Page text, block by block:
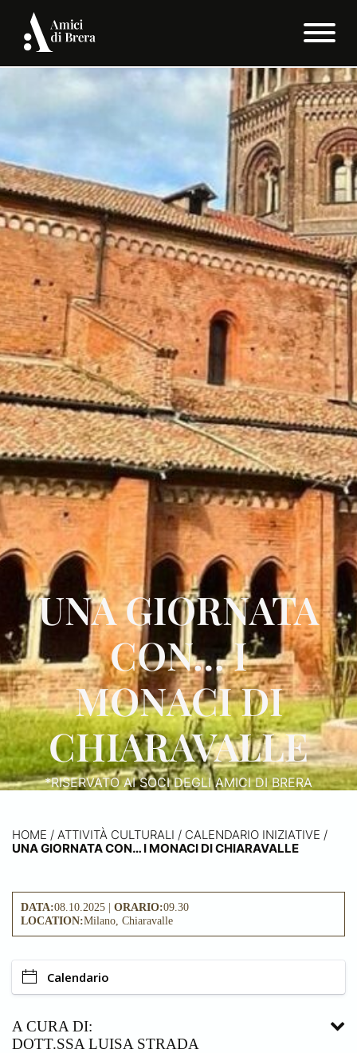
UNA GIORNATA
CON… I
MONACI DI
CHIARAVALLE
*RISERVATO AI SOCI DEGLI AMICI DI BRERA
HOME / ATTIVITÀ CULTURALI / CALENDARIO INIZIATIVE /
UNA GIORNATA CON… I MONACI DI CHIARAVALLE
DATA:08.10.2025 | ORARIO:09.30
LOCATION:Milano, Chiaravalle
Calendario
A CURA DI:
DOTT.SSA LUISA STRADA